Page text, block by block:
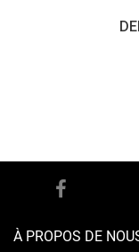
À PROPOS DE